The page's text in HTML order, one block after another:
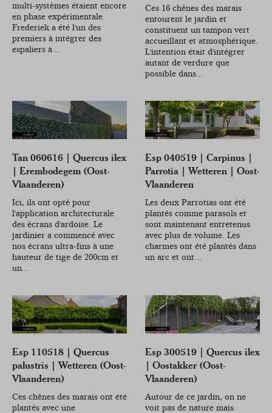
multi-systèmes étaient encore
en phase expérimentale.
Frederiek a été l'un des
premiers à intégrer des
espaliers à...
Ces 16 chênes des marais
entourent le jardin et
constituent un tampon vert
accueillant et atmosphérique.
L'intention était d'intégrer
autant de verdure que
possible dans...
Tan 060616 | Quercus ilex
| Erembodegem (Oost-
Vlaanderen)
Ici, ils ont opté pour
l'application architecturale
des écrans d'ardoise. Le
jardinier a commencé avec
nos écrans ultra-fins à une
hauteur de tige de 200cm et
un...
Esp 040519 | Carpinus |
Parrotia | Wetteren | Oost-
Vlaanderen
Les deux Parrotias ont été
plantés comme parasols et
sont maintenant entretenus
avec plus de volume. Les
charmes ont été plantés dans
un arc et ont...
Esp 110518 | Quercus
palustris | Wetteren (Oost-
Vlaanderen)
Ces chênes des marais ont été
plantés avec une
Esp 300519 | Quercus ilex
| Oostakker (Oost-
Vlaanderen)
Autour de ce jardin, on ne
voit pas de nature mais